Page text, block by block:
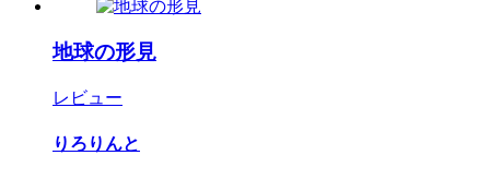
地球の形見
レビュー
りろりんと